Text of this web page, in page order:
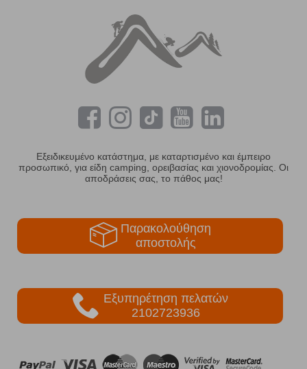
Εξειδικευμένο κατάστημα, με καταρτισμένο και έμπειρο
προσωπικό, για είδη camping, ορειβασίας και χιονοδρομίας. Οι
αποδράσεις σας, το πάθος μας!
Παρακολούθηση
αποστολής
Εξυπηρέτηση πελατών
2102723936